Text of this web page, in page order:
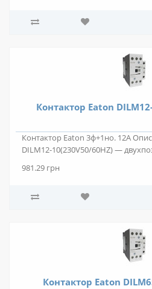
Контактор Eaton
Контактор Eaton 3ф+1но. 12А
DILM12-10(230V50/60HZ) —
981.29 грн
Контактор Eaton